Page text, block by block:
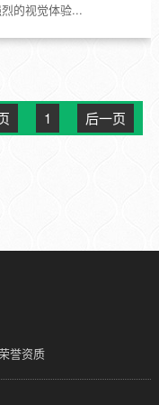
的视觉体验...
1
后一页
誉资质